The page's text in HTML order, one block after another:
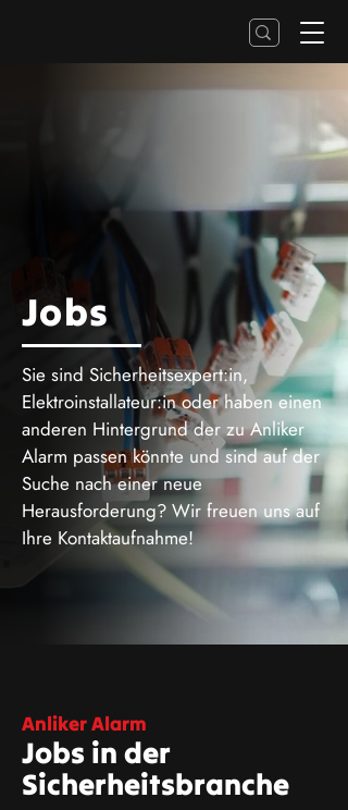
Jobs
Sie sind Sicherheitsexpert:in,
Elektroinstallateur:in oder haben einen
anderen Hintergrund der zu Anliker
Alarm passen könnte und sind auf der
Suche nach einer neue
Herausforderung? Wir freuen uns auf
Ihre Kontaktaufnahme!
Anliker Alarm
Jobs in der
Sicherheitsbranche